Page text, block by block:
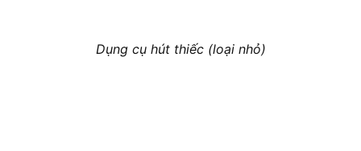
Dụng cụ hút thiếc (loại nhỏ)